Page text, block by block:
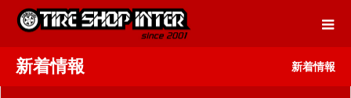
新着情報 新着情報